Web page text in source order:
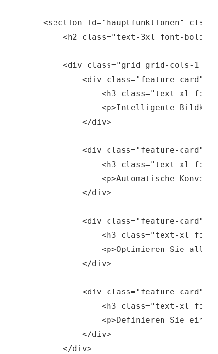
<section id="hauptfunktionen"
<h2 class="text-3xl font-bold
<div class="grid grid-cols-1
            <div class="feature-card">
<h3 class="text-xl
<p>Intelligente
            </div>
            <div class="feature-card">
<h3 class="text-xl
<p>Automatische
            </div>
            <div class="feature-card">
<h3 class="text-xl
<p>Optimieren Sie alle
            </div>
            <div class="feature-card">
<h3 class="text-xl
<p>Definieren Sie eine
            </div>
        </div>